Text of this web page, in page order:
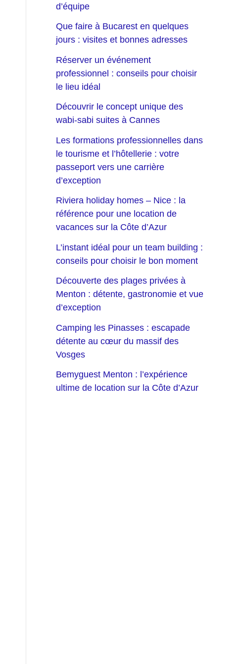
d’équipe
Que faire à Bucarest en quelques
jours : visites et bonnes adresses
Réserver un événement
professionnel : conseils pour choisir
le lieu idéal
Découvrir le concept unique des
wabi-sabi suites à Cannes
Les formations professionnelles dans
le tourisme et l’hôtellerie : votre
passeport vers une carrière
d’exception
Riviera holiday homes – Nice : la
référence pour une location de
vacances sur la Côte d’Azur
L’instant idéal pour un team building :
conseils pour choisir le bon moment
Découverte des plages privées à
Menton : détente, gastronomie et vue
d’exception
Camping les Pinasses : escapade
détente au cœur du massif des
Vosges
Bemyguest Menton : l’expérience
ultime de location sur la Côte d’Azur